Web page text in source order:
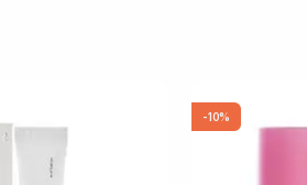
-10%